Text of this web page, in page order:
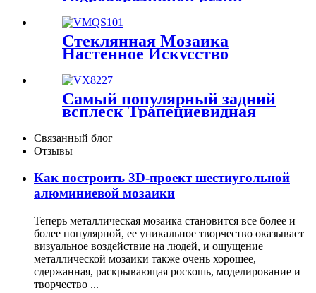
Мозаика для кухни
Мозаика для фартука
Мозаика для ванной
комнаты Мозаичная
плитка для камина
Натуральный белый
мраморный камень
Художественные узоры
гидроабразивной резки
Мозаика для дома
Декоративная облицовка
стен и плитка для пола
Классическая инкрустация
мозаики из мраморного
камня Форма для
гидроабразивной резки для
Стеклянная Мозаика
Настенное Искусство
Радужное Стекло Арочная
Форма Мозаика
Декоративная Волнистая
Стеклянная Мозаика
Украшение Дома Настенная
Плитка Ванная Комната
Арка Стеклянная Мозаика
Самый популярный задний
всплеск Трапециевидная
мраморная каменная
мозаика Шестигранная
мозаичная плитка
плитка Мозаичная плитка
для душа Мозаика для пола
Кухонная плитка
Связанный блог
Отзывы
Как построить 3D-проект шестиугольной
алюминиевой мозаики
Теперь металлическая мозаика становится все более и
более популярной, ее уникальное творчество оказывает
визуальное воздействие на людей, и ощущение
металлической мозаики также очень хорошее,
сдержанная, раскрывающая роскошь, моделирование и
творчество ...